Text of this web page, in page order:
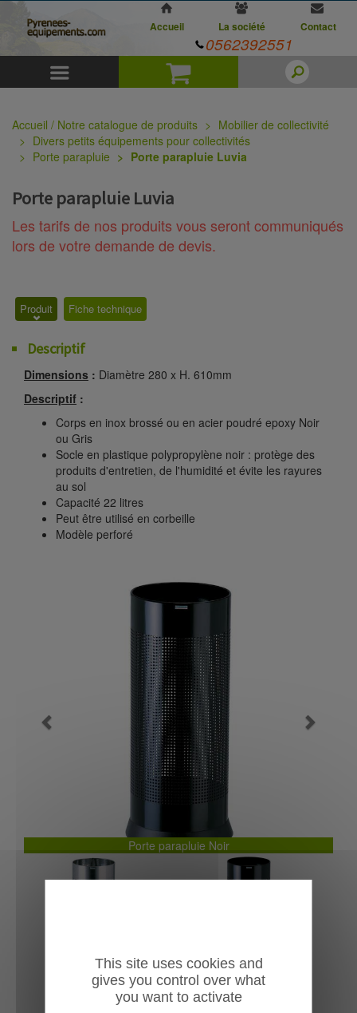
Panier
Accueil La société Contact
0562392551
Accueil / Notre catalogue de produits
Mobilier de collectivité
Divers petits équipements pour collectivités
Porte parapluie
Porte parapluie Luvia
Porte parapluie Luvia
Les tarifs de nos produits vous seront communiqués
lors de votre demande de devis.
Produit Fiche technique
Descriptif
Dimensions : Diamètre 280 x H. 610mm
Descriptif :
Corps en inox brossé ou en acier poudré epoxy Noir
ou Gris
Socle en plastique polypropylène noir : protège des
produits d'entretien, de l'humidité et évite les rayures
au sol
Capacité 22 litres
Peut être utilisé en corbeille
Modèle perforé
Porte parapluie Noir
This site uses cookies and
gives you control over what
you want to activate